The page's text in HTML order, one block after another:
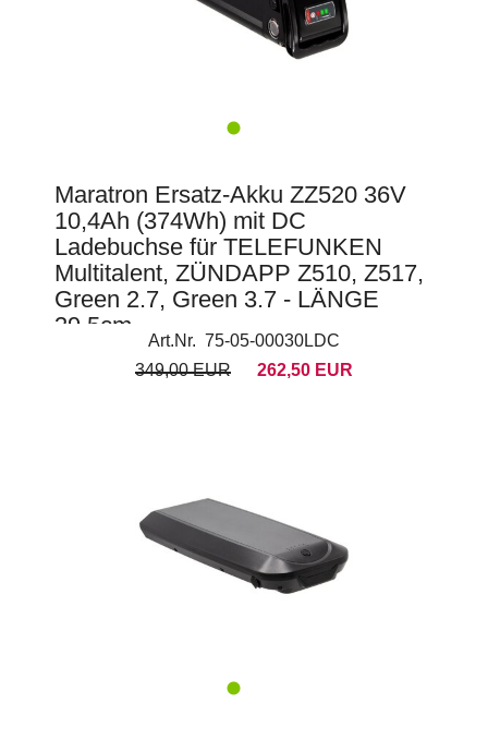
Maratron Ersatz-Akku ZZ520 36V
10,4Ah (374Wh) mit DC
Ladebuchse für TELEFUNKEN
Multitalent, ZÜNDAPP Z510, Z517,
Green 2.7, Green 3.7 - LÄNGE
39,5cm
Art.Nr. 75-05-00030LDC
349,00 EUR
262,50 EUR